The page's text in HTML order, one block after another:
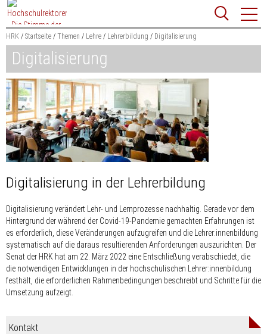
Zum
Content
springen
Suchbegriff
Suchen
HRK Startseite Themen Lehre Lehrerbildung Digitalisierung
Digitalisierung
Digitalisierung in der Lehrerbildung
Digitalisierung verändert Lehr- und Lernprozesse nachhaltig. Gerade vor dem
Hintergrund der während der Covid-19-Pandemie gemachten Erfahrungen ist
es erforderlich, diese Veränderungen aufzugreifen und die Lehrer:innenbildung
systematisch auf die daraus resultierenden Anforderungen auszurichten. Der
Senat der HRK hat am 22. März 2022 eine Entschließung verabschiedet, die
die notwendigen Entwicklungen in der hochschulischen Lehrer:innenbildung
festhält, die erforderlichen Rahmenbedingungen beschreibt und Schritte für die
Umsetzung aufzeigt.
Kontakt